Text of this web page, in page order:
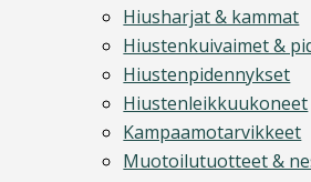
Hiusharjat & kammat
Hiustenkuivaimet &
Hiustenpidennykset
Hiustenleikkuukoneet
Kampaamotarvikkeet
Muotoilutuotteet &